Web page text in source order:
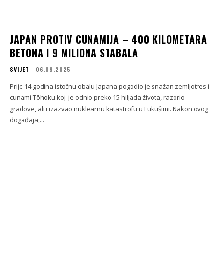
JAPAN PROTIV CUNAMIJA – 400 KILOMETARA
BETONA I 9 MILIONA STABALA
SVIJET 06.09.2025
Prije 14 godina istočnu obalu Japana pogodio je snažan zemljotres i
cunami Tōhoku koji je odnio preko 15 hiljada života, razorio
gradove, ali i izazvao nuklearnu katastrofu u Fukušimi. Nakon ovog
događaja,...